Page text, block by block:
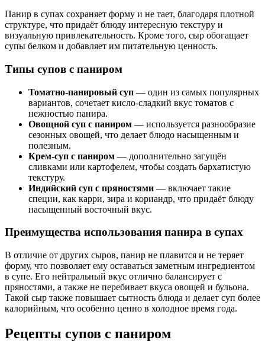
Панир в супах сохраняет форму и не тает, благодаря плотной
структуре, что придаёт блюду интересную текстуру и
визуальную привлекательность. Кроме того, сыр обогащает
супы белком и добавляет им питательную ценность.
Типы супов с паниром
Томатно-панировый суп — один из самых популярных
вариантов, сочетает кисло-сладкий вкус томатов с
нежностью панира.
Овощной суп с паниром — используется разнообразие
сезонных овощей, что делает блюдо насыщенным и
полезным.
Крем-суп с паниром — дополнительно загущён
сливками или картофелем, чтобы создать бархатистую
текстуру.
Индийский суп с пряностями — включает такие
специи, как карри, зира и кориандр, что придаёт блюду
насыщенный восточный вкус.
Преимущества использования панира в супах
В отличие от других сыров, панир не плавится и не теряет
форму, что позволяет ему оставаться заметным ингредиентом
в супе. Его нейтральный вкус отлично балансирует с
пряностями, а также не перебивает вкуса овощей и бульона.
Такой сыр также повышает сытность блюда и делает суп более
калорийным, что особенно ценно в холодное время года.
Рецепты супов с паниром